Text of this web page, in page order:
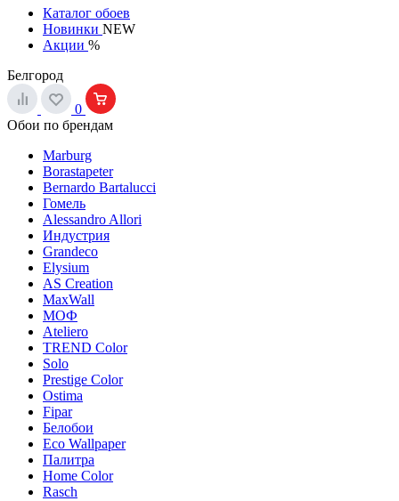
Каталог обоев
Новинки NEW
Акции %
Белгород
0
Обои по брендам
Marburg
Borastapeter
Bernardo Bartalucci
Гомель
Alessandro Allori
Индустрия
Grandeco
Elysium
AS Creation
MaxWall
МОФ
Ateliero
TREND Color
Solo
Prestige Color
Ostima
Fipar
Белобои
Eco Wallpaper
Палитра
Home Color
Rasch